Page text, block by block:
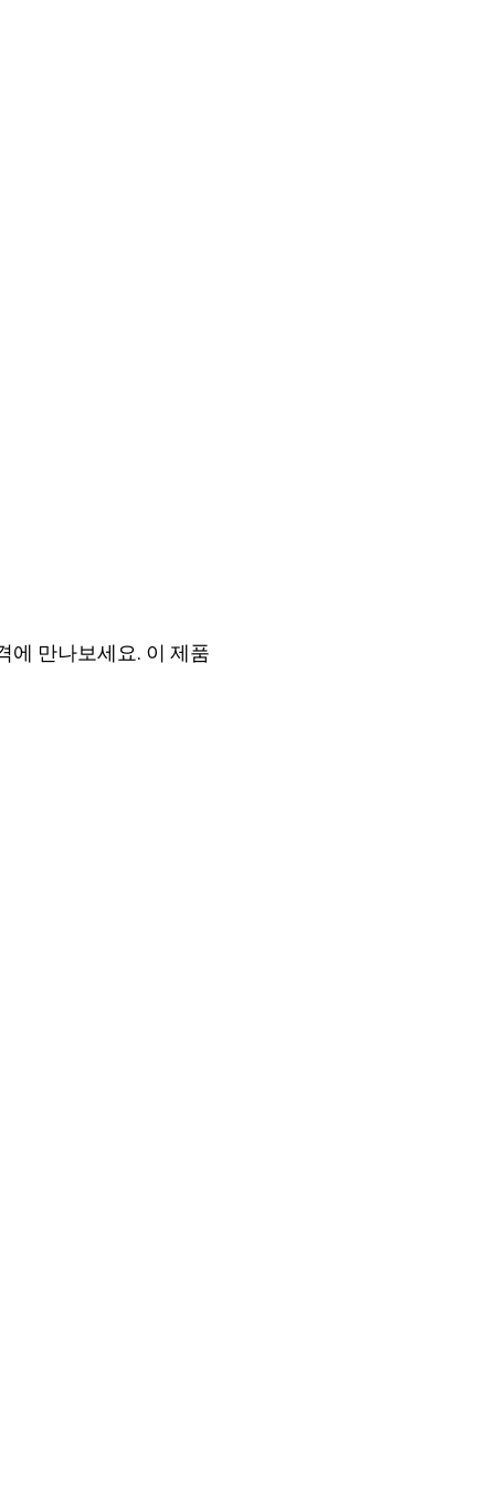
에 만나보세요. 이 제품